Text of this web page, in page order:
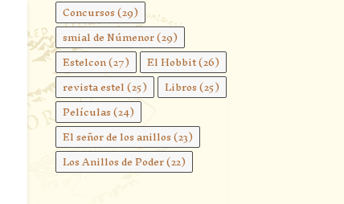
Concursos(29)
smial de Númenor(29)
Estelcon(27) El Hobbit(26)
revista estel(25) Libros(25)
Películas(24)
El señor de los anillos(23)
Los Anillos de Poder(22)